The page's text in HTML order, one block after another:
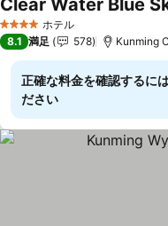
4 ホテルのランク
ホテル
Clear Water Blue
8.1 満足 578 Kunming
正確な料金を確認するに
ださい